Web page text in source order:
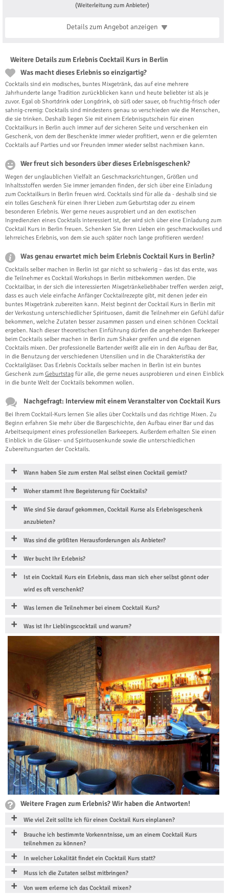
(Weiterleitung zum Anbieter)
Details zum Angebotanzeigen
Weitere Details zum Erlebnis Cocktail Kurs in Berlin
Was macht dieses Erlebnis so einzigartig?
Cocktails sind ein modisches, buntes Mixgetränk, das auf eine mehrere
Jahrhunderte lange Tradition zurückblicken kann und heute beliebter ist als je
zuvor. Egal ob Shortdrink oder Longdrink, ob süß oder sauer, ob fruchtig-frisch oder
sahnig-cremig: Cocktails sind mindestens genau so verschieden wie die Menschen,
die sie trinken. Deshalb liegen Sie mit einem Erlebnisgutschein für einen
Cocktailkurs in Berlin auch immer auf der sicheren Seite und verschenken ein
Geschenk, von dem der Beschenkte immer wieder profitiert, wenn er die gelernten
Cocktails auf Parties und vor Freunden immer wieder selbst nachmixen kann.
Wer freut sich besonders über dieses Erlebnisgeschenk?
Wegen der unglaublichen Vielfalt an Geschmacksrichtungen, Größen und
Inhaltsstoffen werden Sie immer jemanden finden, der sich über eine Einladung
zum Cocktailkurs in Berlin freuen wird. Cocktails sind für alle da - deshalb sind sie
ein tolles Geschenk für einen Ihrer Lieben zum Geburtstag oder zu einem
besonderen Erlebnis. Wer gerne neues ausprobiert und an den exotischen
Ingredienzien eines Cocktails interessiert ist, der wird sich über eine Einladung zum
Cocktail Kurs in Berlin freuen. Schenken Sie Ihren Lieben ein geschmackvolles und
lehrreiches Erlebnis, von dem sie auch später noch lange profitieren werden!
Was genau erwartet mich beim Erlebnis Cocktail Kurs in Berlin?
Cocktails selber machen in Berlin ist gar nicht so schwierig – das ist das erste, was
die Teilnehmer es Cocktail Workshops in Berlin mitbekommen werden. Die
Cocktailbar, in der sich die interessierten Mixgetränkeliebhaber treffen werden zeigt,
dass es auch viele einfache Anfänger Cocktailrezepte gibt, mit denen jeder ein
buntes Mixgetränk zubereiten kann. Meist beginnt der Cocktail Kurs in Berlin mit
der Verkostung unterschiedlicher Spirituosen, damit die Teilnehmer ein Gefühl dafür
bekommen, welche Zutaten besser zusammen passen und einen schönen Cocktail
ergeben. Nach dieser theoretischen Einführung dürfen die angehenden Barkeeper
beim Cocktails selber machen in Berlin zum Shaker greifen und die eigenen
Cocktails mixen. Der professionelle Bartender weißt alle ein in den Aufbau der Bar,
in die Benutzung der verschiedenen Utensilien und in die Charakteristika der
Cocktailgläser. Das Erlebnis Cocktails selber machen in Berlin ist ein buntes
Geschenk zum Geburtstag für alle, die gerne neues ausprobieren und einen Einblick
in die bunte Welt der Cocktails bekommen wollen.
Nachgefragt: Interview mit einem Veranstalter von Cocktail Kurs
Bei Ihrem Cocktail-Kurs lernen Sie alles über Cocktails und das richtige Mixen. Zu
Beginn erfahren Sie mehr über die Bargeschichte, den Aufbau einer Bar und das
Arbeitsequipment eines professionellen Barkeepers. Außerdem erhalten Sie einen
Einblick in die Gläser- und Spirituosenkunde sowie die unterschiedlichen
Zubereitungsarten der Cocktails.
Wann haben Sie zum ersten Mal selbst einen Cocktail gemixt?
Woher stammt Ihre Begeisterung für Cocktails?
Wie sind Sie darauf gekommen, Cocktail Kurse als Erlebnisgeschenk
anzubieten?
Was sind die größten Herausforderungen als Anbieter?
Wer bucht Ihr Erlebnis?
Ist ein Cocktail Kurs ein Erlebnis, dass man sich eher selbst gönnt oder
wird es oft verschenkt?
Was lernen die Teilnehmer bei einem Cocktail Kurs?
Was ist Ihr Lieblingscocktail und warum?
Weitere Fragen zum Erlebnis? Wir haben die Antworten!
Wie viel Zeit sollte ich für einen Cocktail Kurs einplanen?
Brauche ich bestimmte Vorkenntnisse, um an einem Cocktail Kurs
teilnehmen zu können?
In welcher Lokalität findet ein Cocktail Kurs statt?
Muss ich die Zutaten selbst mitbringen?
Von wem erlerne ich das Cocktail mixen?